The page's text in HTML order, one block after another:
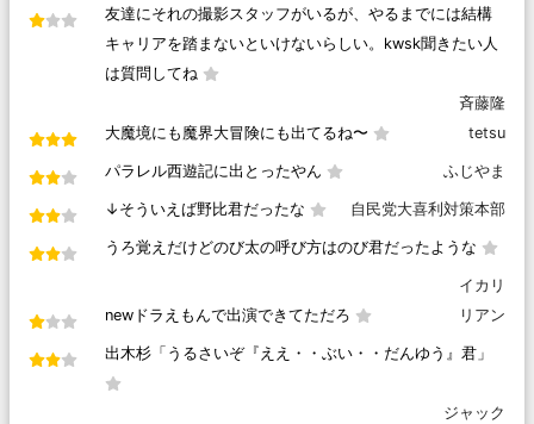
友達にそれの撮影スタッフがいるが、やるまでには結構
キャリアを踏まないといけないらしい。kwsk聞きたい人
は質問してね
斉藤隆
大魔境にも魔界大冒険にも出てるね〜
tetsu
パラレル西遊記に出とったやん ふじやま
↓そういえば野比君だったな 自民党大喜利対策本部
うろ覚えだけどのび太の呼び方はのび君だったような
イカリ
newドラえもんで出演できてただろ
リアン
出木杉「うるさいぞ『ええ・・ぶい・・だんゆう』君」
ジャック